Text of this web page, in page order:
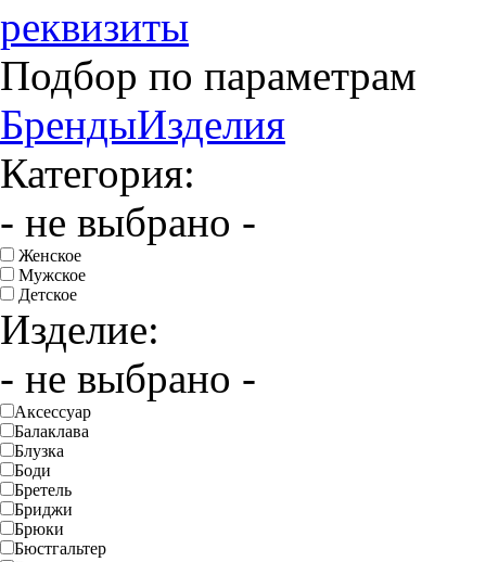
реквизиты
Подбор по параметрам
БрендыИзделия
Категория:
- не выбрано -
Женское
Мужское
Детское
Изделие:
- не выбрано -
Аксессуар
Балаклава
Блузка
Боди
Бретель
Бриджи
Брюки
Бюстгальтер